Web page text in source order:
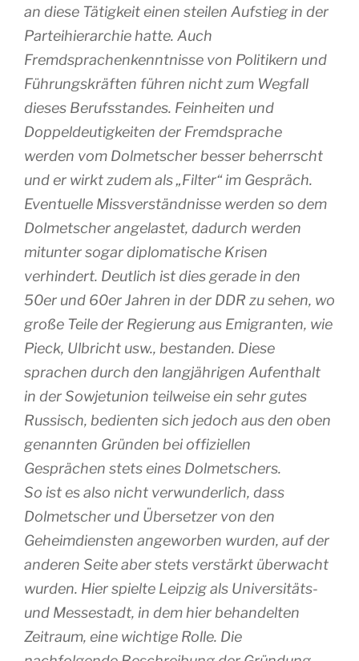
an diese Tätigkeit einen steilen Aufstieg in der
Parteihierarchie hatte. Auch
Fremdsprachenkenntnisse von Politikern und
Führungskräften führen nicht zum Wegfall
dieses Berufsstandes. Feinheiten und
Doppeldeutigkeiten der Fremdsprache
werden vom Dolmetscher besser beherrscht
und er wirkt zudem als „Filter“ im Gespräch.
Eventuelle Missverständnisse werden so dem
Dolmetscher angelastet, dadurch werden
mitunter sogar diplomatische Krisen
verhindert. Deutlich ist dies gerade in den
50er und 60er Jahren in der DDR zu sehen, wo
große Teile der Regierung aus Emigranten, wie
Pieck, Ulbricht usw., bestanden. Diese
sprachen durch den langjährigen Aufenthalt
in der Sowjetunion teilweise ein sehr gutes
Russisch, bedienten sich jedoch aus den oben
genannten Gründen bei offiziellen
Gesprächen stets eines Dolmetschers.
So ist es also nicht verwunderlich, dass
Dolmetscher und Übersetzer von den
Geheimdiensten angeworben wurden, auf der
anderen Seite aber stets verstärkt überwacht
wurden. Hier spielte Leipzig als Universitäts-
und Messestadt, in dem hier behandelten
Zeitraum, eine wichtige Rolle. Die